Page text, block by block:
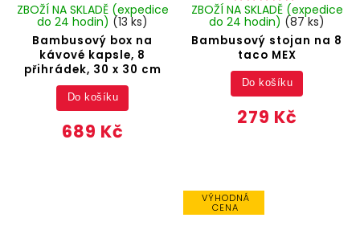
Bambusový box na
kávové kapsle, 8
přihrádek, 30 x 30 cm
ZBOŽÍ NA SKLADĚ (expedice
do 24 hodin) (13 ks)
689 Kč
Do košíku
Bambusový stojan na 8
taco MEX
ZBOŽÍ NA SKLADĚ (expedice
do 24 hodin) (87 ks)
279 Kč
Do košíku
VÝHODNÁ
CENA